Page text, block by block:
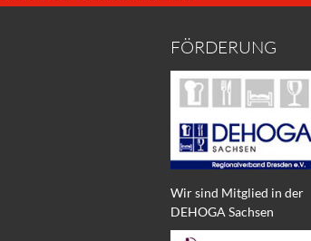
FÖRDERUNG
Wir sind Mitglied in der
DEHOGA Sachsen